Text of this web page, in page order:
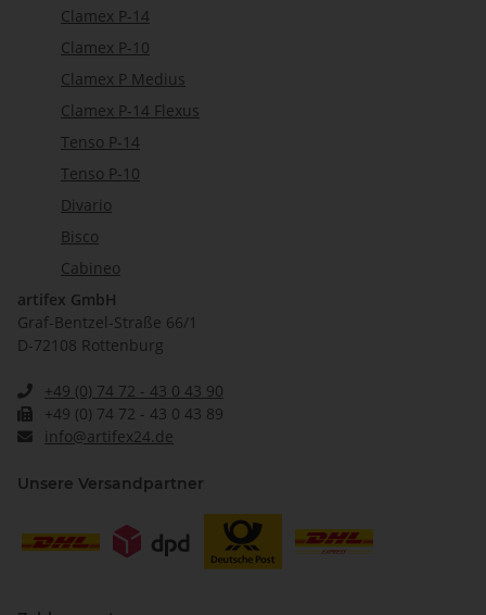
Clamex P-14
Clamex P-10
Clamex P Medius
Clamex P-14 Flexus
Tenso P-14
Tenso P-10
Divario
Bisco
Cabineo
artifex GmbH
Graf-Bentzel-Straße 66/1
D-72108 Rottenburg
+49 (0) 74 72 - 43 0 43 90
+49 (0) 74 72 - 43 0 43 89
info@artifex24.de
Unsere Versandpartner